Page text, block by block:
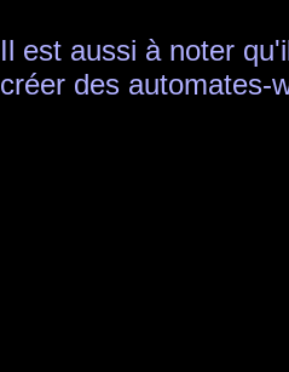
Il est aussi à noter
créer des automates-